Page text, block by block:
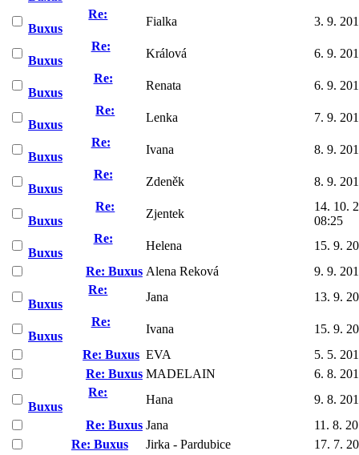
Re:
Buxus
Fialka
3. 9.
Re:
Buxus
Králová
6. 9.
Re:
Buxus
Renata
6. 9.
Re:
Buxus
Lenka
7. 9.
Re:
Buxus
Ivana
8. 9.
Re:
Buxus
Zdeněk
8. 9.
Re:
Buxus
Zjentek
14. 10.
08:25
Re:
Buxus
Helena
15. 9.
Re: Buxus Alena Reková
9. 9.
Re:
Buxus
Jana
13. 9.
Re:
Buxus
Ivana
15. 9.
Re: Buxus EVA
5. 5.
Re: Buxus MADELAIN
6. 8.
Re:
Buxus
Hana
9. 8.
Re: Buxus Jana
11. 8.
Re: Buxus
Jirka - Pardubice
17. 7.